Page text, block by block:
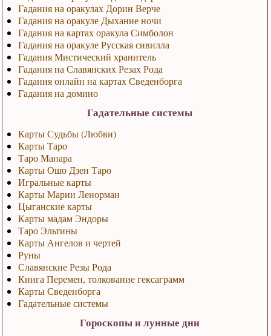
Гадания на оракулах Дорин Верче
Гадания на оракуле Дыхание ночи
Гадания на картах оракула Симболон
Гадания на оракуле Русская сивилла
Гадания Мистический хранитель
Гадания на Славянских Резах Рода
Гадания онлайн на картах Сведенборга
Гадания на домино
Гадательные системы
Карты Судьбы (Любви)
Карты Таро
Таро Манара
Карты Ошо Дзен Таро
Игральные карты
Карты Марии Ленорман
Цыганские карты
Карты мадам Эндоры
Таро Эльтины
Карты Ангелов и чертей
Руны
Славянские Резы Рода
Книга Перемен, толкование гексаграмм
Карты Сведенборга
Гадательные системы
Гороскопы и лунные дни